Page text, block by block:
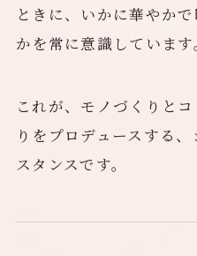
ときに、いかに華やか
かを常に意識しています
これが、モノづくりと
りをプロデュースする
スタンスです。